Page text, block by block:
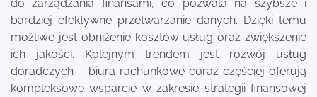
do zarządzania finansami, co pozwala na szybsze i
bardziej efektywne przetwarzanie danych. Dzięki temu
możliwe jest obniżenie kosztów usług oraz zwiększenie
ich jakości. Kolejnym trendem jest rozwój usług
doradczych – biura rachunkowe coraz częściej oferują
kompleksowe wsparcie w zakresie strategii finansowej